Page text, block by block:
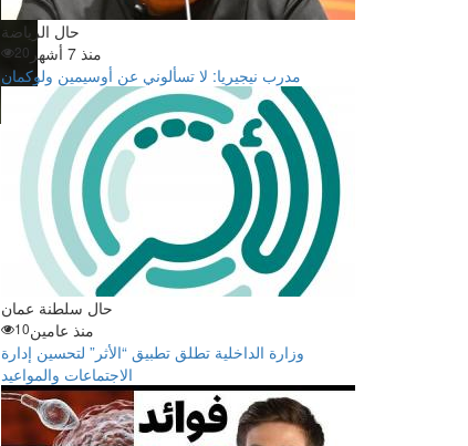
حال الرياضة
منذ 7 أشهر
20
مدرب نيجيريا: لا تسألوني عن أوسيمين ولوكمان
حال سلطنة عمان
منذ عامين10
وزارة الداخلية تطلق تطبيق “الأثر” لتحسين إدارة
الاجتماعات والمواعيد